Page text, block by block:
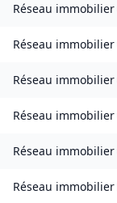
Réseau immobilier
Réseau immobilier
Réseau immobilier
Réseau immobilier
Réseau immobilier
Réseau immobilier